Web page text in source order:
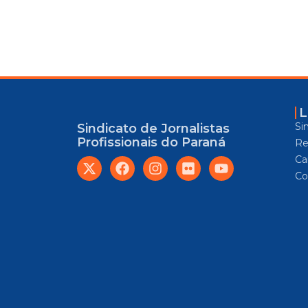
Sindicato de Jornalistas
Profissionais do Paraná